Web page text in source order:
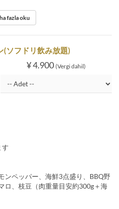
fazla oku
(ソフドリ飲み放題)
¥ 4.900 (Vergi dahil)
す
ンペッパー、海鮮3点盛り、BBQ野
ロ、枝豆（肉重量目安約300g＋海